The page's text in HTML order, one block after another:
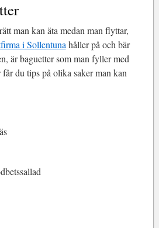
man kan äta medan man flyttar,
i Sollentuna håller på och bär
är baguetter som man fyller med
du tips på olika saker man kan